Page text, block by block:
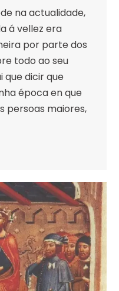
na actualidade,
á vellez era
por parte dos
todo ao seu
que dicir que
época en que
persoas maiores,